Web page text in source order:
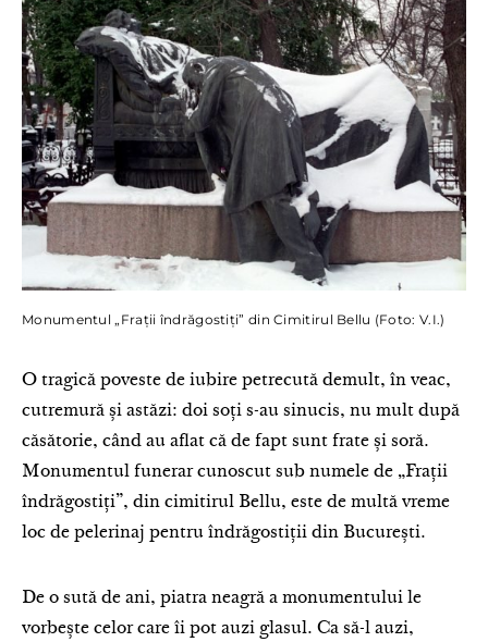
Monumentul „Frații îndrăgostiți” din Cimitirul Bellu (Foto: V.I.)
O tragică poveste de iubire petrecută demult, în veac,
cutremură și astăzi: doi soți s-au sinucis, nu mult după
căsătorie, când au aflat că de fapt sunt frate și soră.
Monumentul funerar cunoscut sub numele de „Frații
îndrăgostiți”, din cimitirul Bellu, este de multă vreme
loc de pelerinaj pentru îndrăgostiții din București.
De o sută de ani, piatra neagră a monumentului le
vorbește celor care îi pot auzi glasul. Ca să-l auzi,